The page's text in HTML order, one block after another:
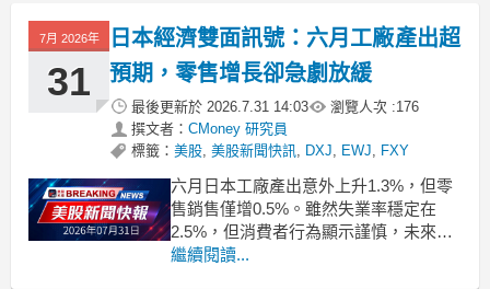
7月 2026年
31
日本經濟雙面訊號：六月工廠產出超
預期，零售增長卻急劇放緩
最後更新於 2026.7.31 14:03 瀏覽人次 :176
撰文者： CMoney 研究員
標籤： 美股, 美股新聞快訊, DXJ, EWJ, FXY
六月日本工廠產出意外上升1.3%，但零
售銷售僅增0.5%。雖然失業率穩定在
2.5%，但消費者行為顯示謹慎，未來經
濟前景不明。 .badgeprice-container {
繼續閱讀...